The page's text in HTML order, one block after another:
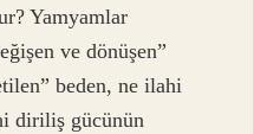
Yamyamlar
ve dönüşen”
beden, ne ilahi
diriliş gücünün